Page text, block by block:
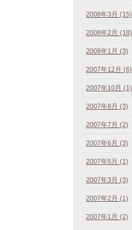
2008年3月 (15)
2008年2月 (18)
2008年1月 (3)
2007年12月 (6)
2007年10月 (1)
2007年8月 (3)
2007年7月 (2)
2007年6月 (3)
2007年5月 (1)
2007年3月 (3)
2007年2月 (1)
2007年1月 (2)